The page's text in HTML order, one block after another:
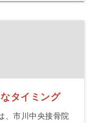
タイミング
、市川中央接骨院